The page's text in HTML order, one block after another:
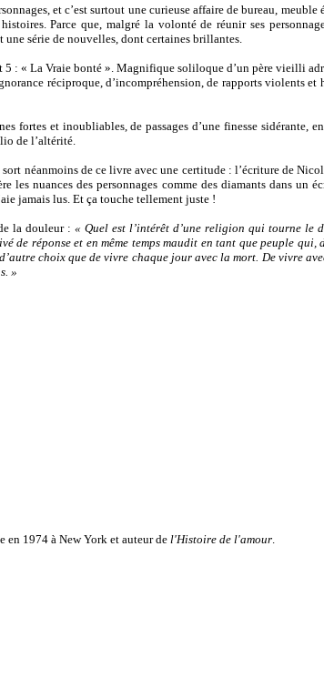
et c’est surtout une curieuse affaire de bureau,
Parce que, malgré la volonté de réunir ses
série de nouvelles, dont certaines brillantes.
5 : « La Vraie bonté ». Magnifique soliloque d’un père vieilli
réciproque, d’incompréhension, de rapports violents et
fortes et inoubliables, de passages d’une finesse sidérante,
de l’altérité.
néanmoins de ce livre avec une certitude : l’écriture de
les nuances des personnages comme des diamants dans un
jamais lus. Et ça touche tellement juste !
la douleur : « Quel est l’intérêt d’une religion qui tourne le
de réponse et en même temps maudit en tant que peuple qui,
choix que de vivre chaque jour avec la mort. De vivre
»
en 1974 à New York et auteur de l'Histoire de l'amour.